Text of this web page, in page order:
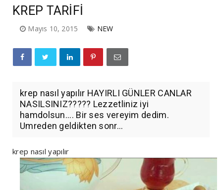
KREP TARİFİ
Mayıs 10, 2015 NEW
krep nasıl yapılır HAYIRLI GÜNLER CANLAR
NASILSINIZ????? Lezzetliniz iyi
hamdolsun.... Bir ses vereyim dedim.
Umreden geldikten sonr...
krep nasıl yapılır